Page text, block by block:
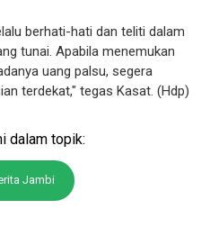
berhati-hati dan teliti dalam
tunai. Apabila menemukan
uang palsu, segera
terdekat," tegas Kasat. (Hdp)
dalam topik:
Jambi